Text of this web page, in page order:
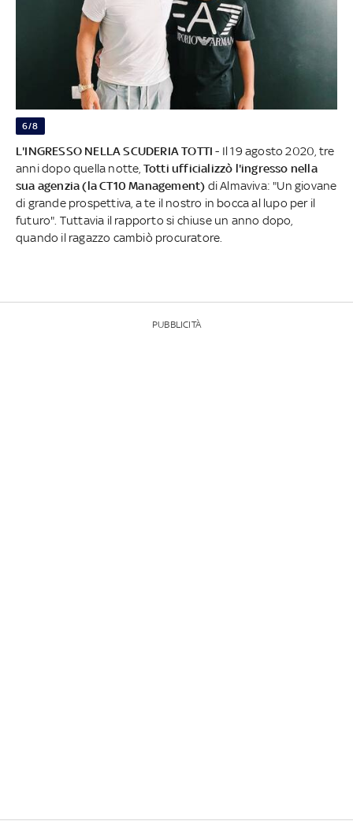
6/8
L'INGRESSO NELLA SCUDERIA TOTTI- Il 19 agosto 2020, tre
anni dopo quella notte, Totti ufficializzò l'ingresso nella
sua agenzia (la CT10 Management) di Almaviva: "Un giovane
di grande prospettiva, a te il nostro in bocca al lupo per il
futuro". Tuttavia il rapporto si chiuse un anno dopo,
quando il ragazzo cambiò procuratore.
PUBBLICITÀ